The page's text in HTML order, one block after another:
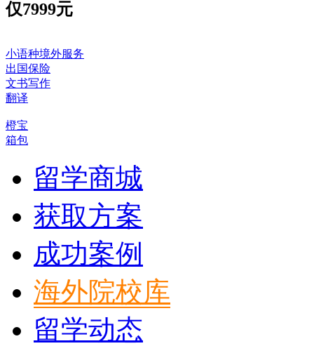
仅7999元
小语种境外服务
出国保险
文书写作
翻译
橙宝
箱包
留学商城
获取方案
成功案例
海外院校库
留学动态